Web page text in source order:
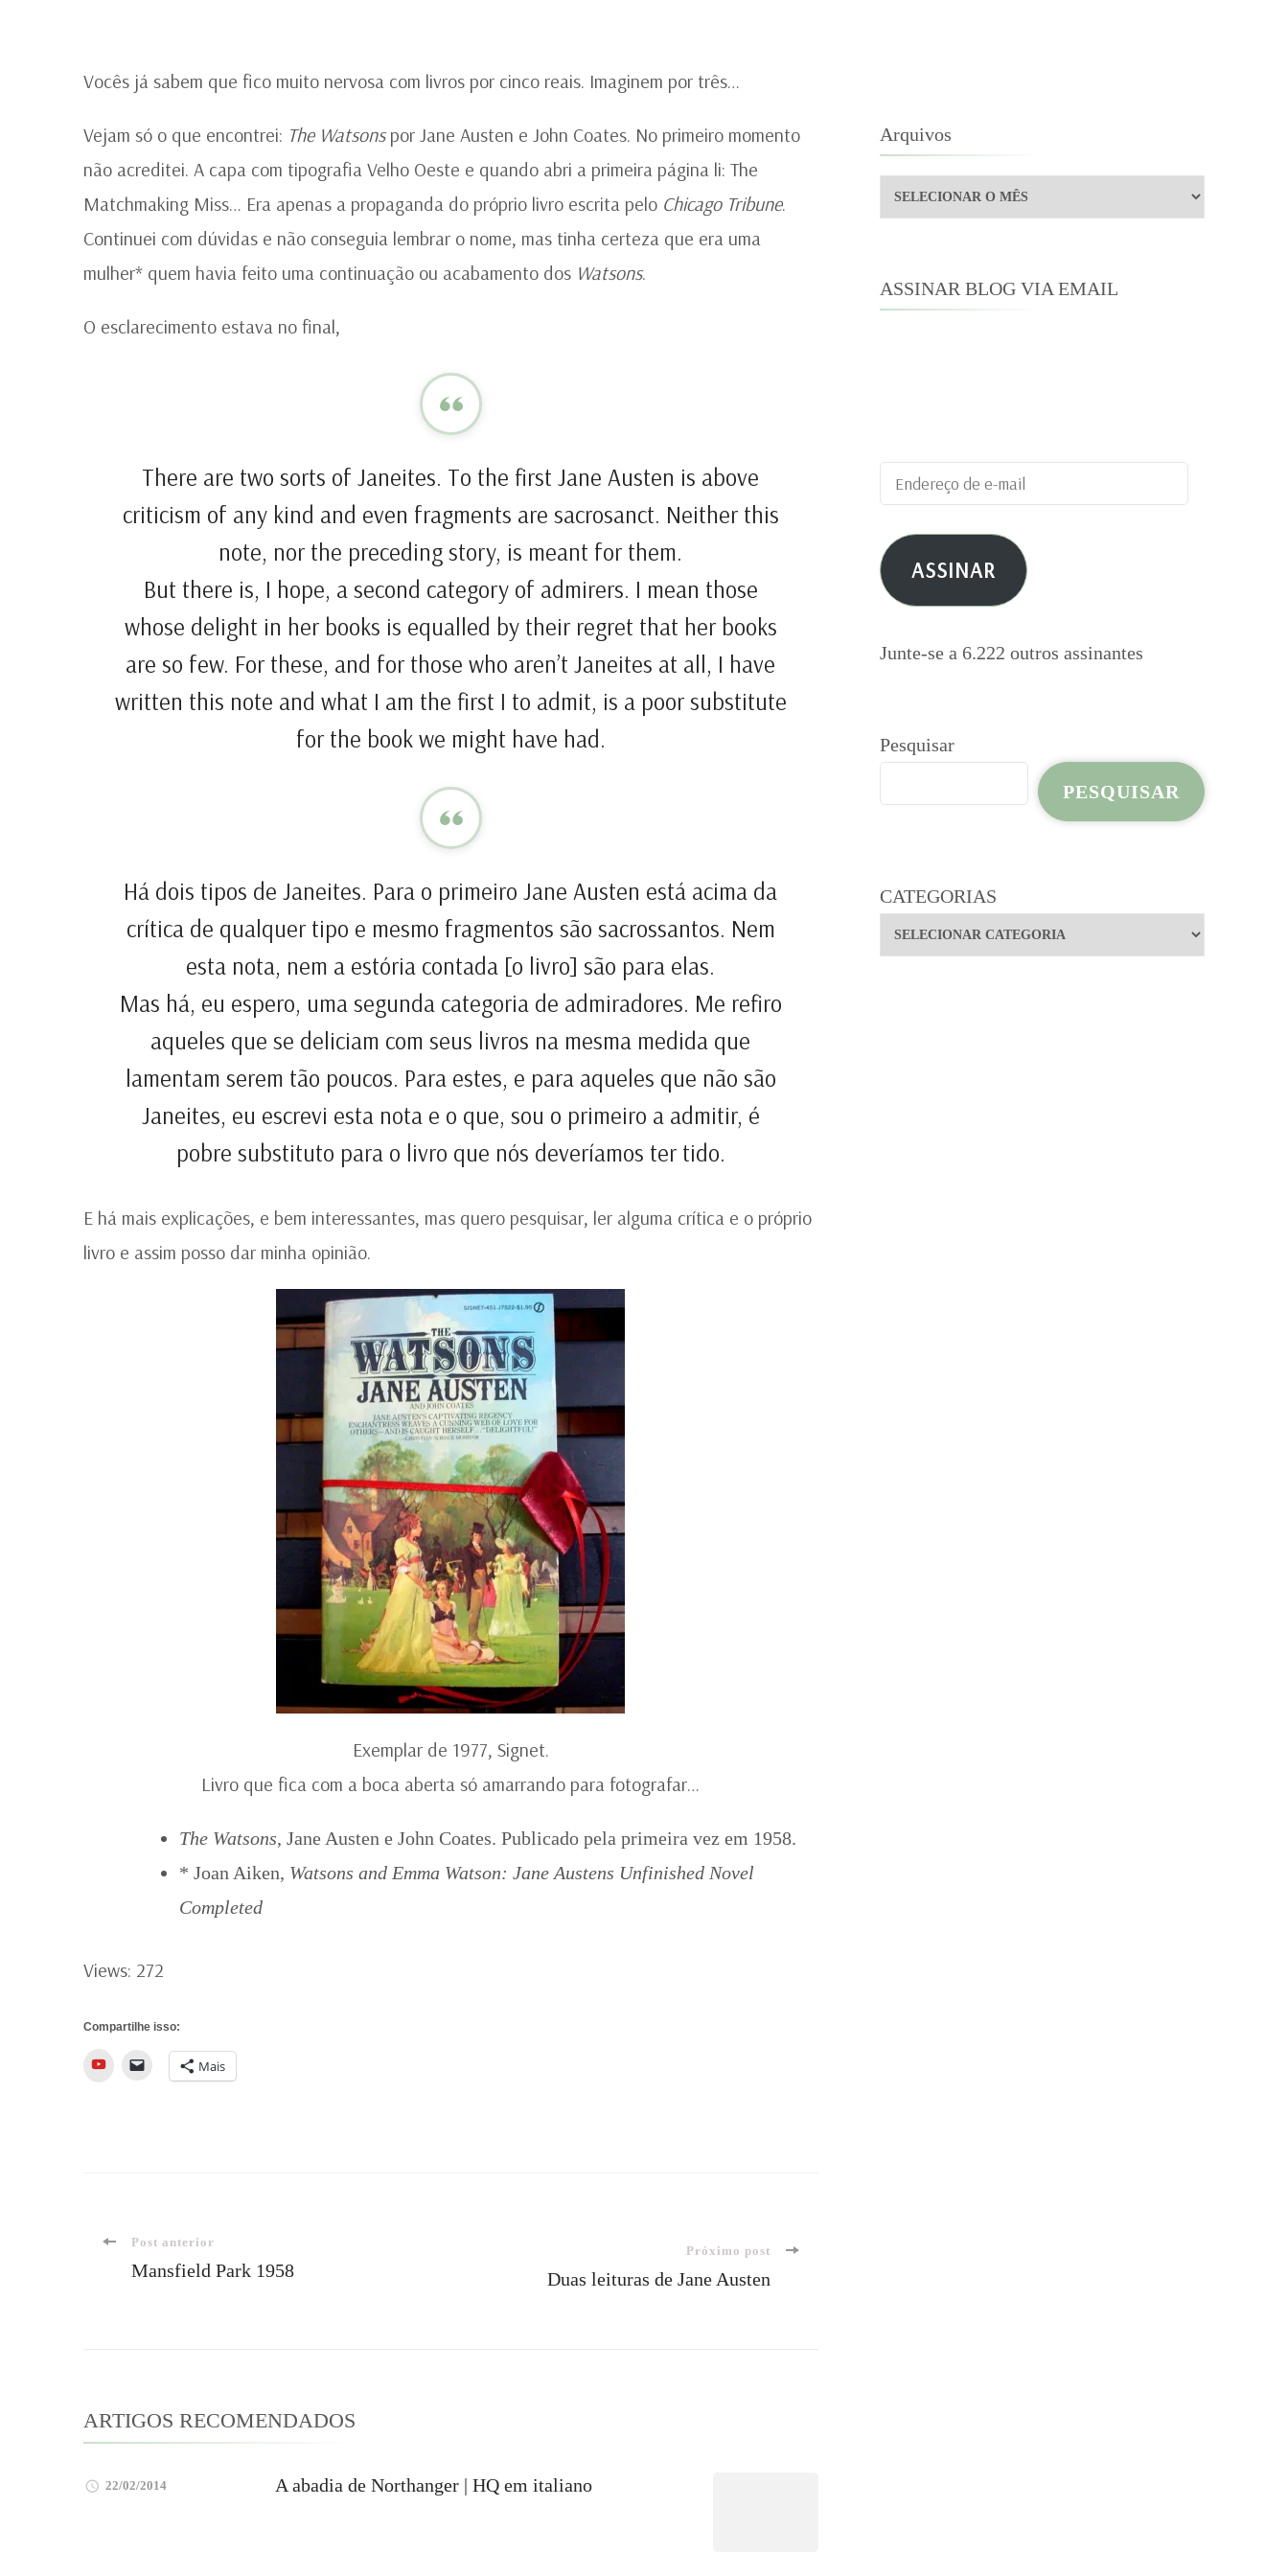
Vocês já sabem que fico muito nervosa com livros por cinco reais. Imaginem por três…
Vejam só o que encontrei: The Watsonspor Jane Austen e John Coates. No primeiro momento
não acreditei. A capa com tipografia Velho Oeste e quando abri a primeira página li: The
Matchmaking Miss… Era apenas a propaganda do próprio livro escrita pelo Chicago Tribune.
Continuei com dúvidas e não conseguia lembrar o nome, mas tinha certeza que era uma
mulher* quem havia feito uma continuação ou acabamento dos Watsons.
O esclarecimento estava no final,
There are two sorts of Janeites. To the first Jane Austen is above
criticism of any kind and even fragments are sacrosanct. Neither this
note, nor the preceding story, is meant for them.
But there is, I hope, a second category of admirers. I mean those
whose delight in her books is equalled by their regret that her books
are so few. For these, and for those who aren’t Janeites at all, I have
written this note and what I am the first I to admit, is a poor substitute
for the book we might have had.
Há dois tipos de Janeites. Para o primeiro Jane Austen está acima da
crítica de qualquer tipo e mesmo fragmentos são sacrossantos. Nem
esta nota, nem a estória contada [o livro] são para elas.
Mas há, eu espero, uma segunda categoria de admiradores. Me refiro
aqueles que se deliciam com seus livros na mesma medida que
lamentam serem tão poucos. Para estes, e para aqueles que não são
Janeites, eu escrevi esta nota e o que, sou o primeiro a admitir, é
pobre substituto para o livro que nós deveríamos ter tido.
E há mais explicações, e bem interessantes, mas quero pesquisar, ler alguma crítica e o próprio
livro e assim posso dar minha opinião.
Exemplar de 1977, Signet.
Livro que fica com a boca aberta só amarrando para fotografar…
The Watsons, Jane Austen e John Coates. Publicado pela primeira vez em 1958.
* Joan Aiken, Watsons and Emma Watson: Jane Austens Unfinished Novel
Completed
Views: 272
Compartilhe isso:
YouTube Mais
Navegação
Post anterior
Mansfield Park 1958
Próximo post
Duas leituras de Jane Austen
ARTIGOS RECOMENDADOS
22/02/2014 A abadia de Northanger | HQ em italiano
Arquivos
Arquivos
ASSINAR BLOG VIA EMAIL
Endereço
de
e-
mail ASSINAR
Junte-se a 6.222 outros assinantes
Pesquisar
PESQUISAR
CATEGORIAS